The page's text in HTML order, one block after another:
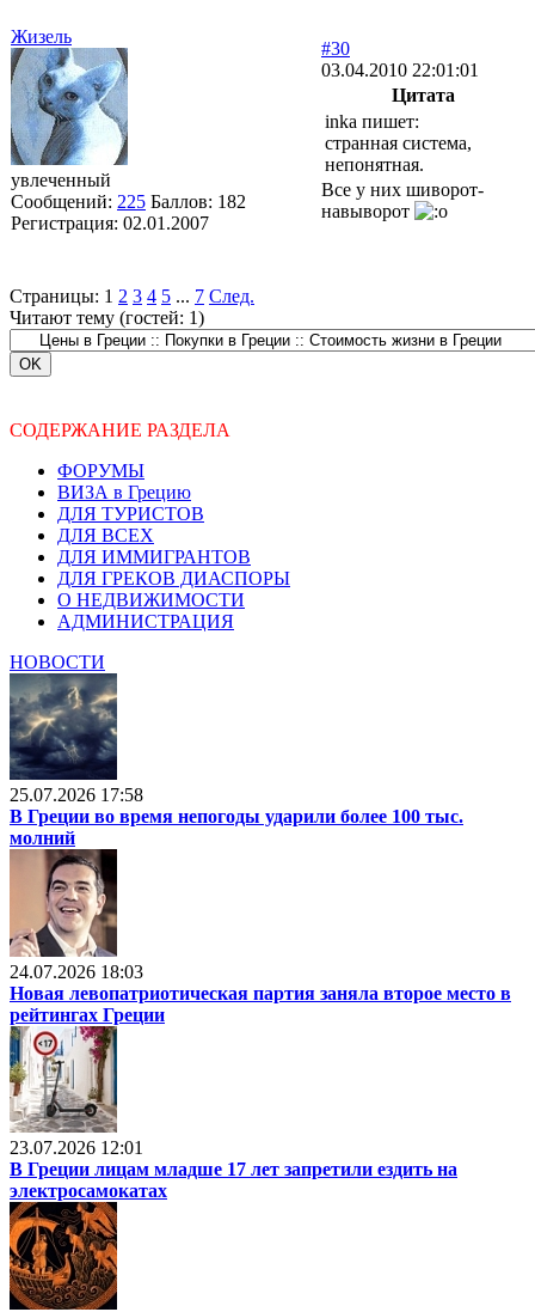
Жизель
увлеченный
Сообщений: 225 Баллов: 182
Регистрация: 02.01.2007
#30
03.04.2010 22:01:01
Цитата
inka пишет:
странная система,
непонятная.
Все у них шиворот-
навыворот
Страницы: 1 2 3 4 5 ... 7 След.
Читают тему (гостей: 1)
СОДЕРЖАНИЕ РАЗДЕЛА
ФОРУМЫ
ВИЗА в Грецию
ДЛЯ ТУРИСТОВ
ДЛЯ ВСЕХ
ДЛЯ ИММИГРАНТОВ
ДЛЯ ГРЕКОВ ДИАСПОРЫ
О НЕДВИЖИМОСТИ
АДМИНИСТРАЦИЯ
НОВОСТИ
25.07.2026 17:58
В Греции во время непогоды ударили более 100 тыс.
молний
24.07.2026 18:03
Новая левопатриотическая партия заняла второе место в
рейтингах Греции
23.07.2026 12:01
В Греции лицам младше 17 лет запретили ездить на
электросамокатах